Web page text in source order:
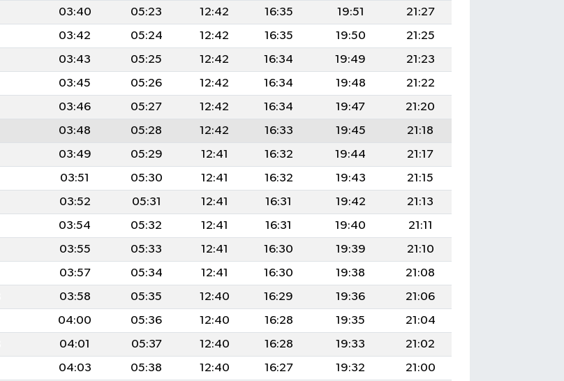
03:40 05:23 12:42 16:35 19:51
21:27
03:42 05:24 12:42 16:35 19:50
21:25
03:43 05:25 12:42 16:34 19:49
21:23
03:45 05:26 12:42 16:34 19:48
21:22
03:46 05:27 12:42 16:34 19:47
21:20
03:48 05:28 12:42 16:33 19:45
21:18
03:49 05:29 12:41 16:32 19:44
21:17
03:51 05:30 12:41 16:32 19:43
21:15
03:52 05:31 12:41 16:31 19:42
21:13
03:54 05:32 12:41 16:31 19:40
21:11
03:55 05:33 12:41 16:30 19:39
21:10
03:57 05:34 12:41 16:30 19:38
21:08
03:58 05:35 12:40 16:29 19:36
21:06
04:00 05:36 12:40 16:28 19:35
21:04
04:01 05:37 12:40 16:28 19:33
21:02
04:03 05:38 12:40 16:27 19:32
21:00